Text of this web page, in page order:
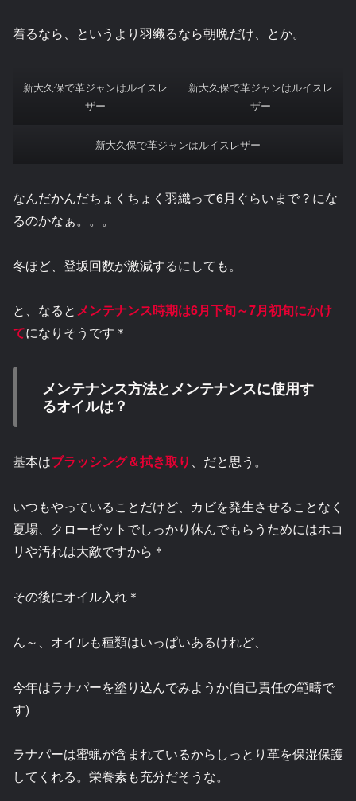
着るなら、というより羽織るなら朝晩だけ、とか。
新大久保で革ジャンはルイスレ
ザー
新大久保で革ジャンはルイスレ
ザー
新大久保で革ジャンはルイスレザー
なんだかんだちょくちょく羽織って6月ぐらいまで？にな
るのかなぁ。。。
冬ほど、登坂回数が激減するにしても。
と、なるとメンテナンス時期は6月下旬～7月初旬にかけ
てになりそうです＊
メンテナンス方法とメンテナンスに使用す
るオイルは？
基本はブラッシング＆拭き取り 、だと思う。
いつもやっていることだけど、カビを発生させることなく
夏場、クローゼットでしっかり休んでもらうためにはホコ
リや汚れは大敵ですから＊
その後にオイル入れ＊
ん～、オイルも種類はいっぱいあるけれど、
今年はラナパーを塗り込んでみようか(自己責任の範疇で
す)
ラナパーは蜜蝋が含まれているからしっとり革を保湿保護
してくれる。栄養素も充分だそうな。